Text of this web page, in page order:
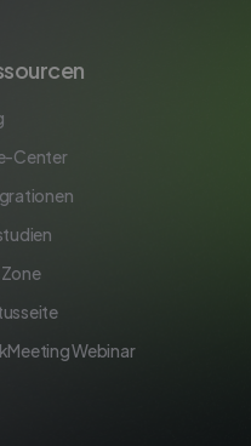
Center
Zone
Webinar